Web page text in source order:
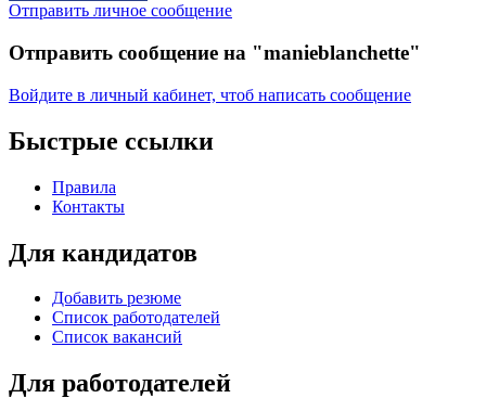
Отправить личное сообщение
Отправить сообщение на "manieblanchette"
Войдите в личный кабинет, чтоб написать сообщение
Быстрые ссылки
Правила
Контакты
Для кандидатов
Добавить резюме
Список работодателей
Список вакансий
Для работодателей